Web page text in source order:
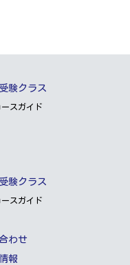
験クラス
ースガイド
験クラス
ースガイド
わせ
報